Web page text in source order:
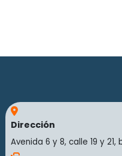
Dirección
Avenida 6 y 8, calle 19 y